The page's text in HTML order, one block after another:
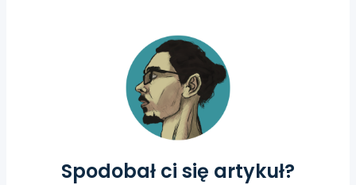
Spodobał ci się artykuł?